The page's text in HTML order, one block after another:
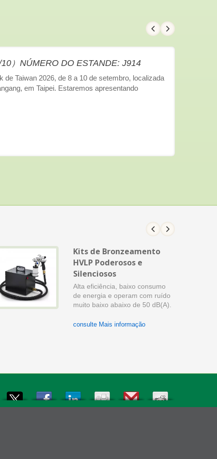
）NÚMERO DO ESTANDE: J914
Taiwan 2026, de 8 a 10 de setembro, localizada
em Taipei. Estaremos apresentando
Kits de Bronzeamento
HVLP Poderosos e
Silenciosos
Alta eficiência, baixo consumo
de energia e operam com ruído
muito baixo abaixo de 50 dB(A).
consulte Mais informação